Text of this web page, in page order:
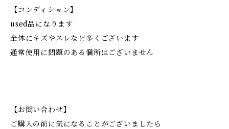
【コンディション】
used品になります
全体にキズやスレなど多くございます
通常使用に問題のある個所はございません
【お問い合わせ】
ご購入の前に気になることがございましたら